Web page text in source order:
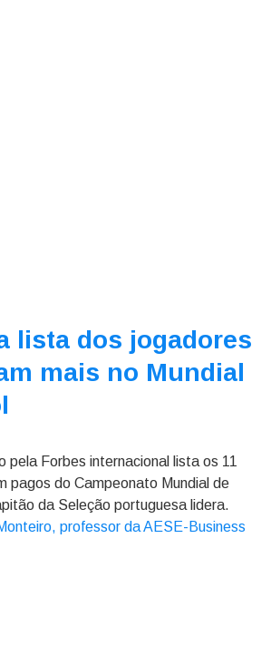
lista dos jogadores
mais no Mundial
pela Forbes internacional lista os 11
pagos do Campeonato Mundial de
da Seleção portuguesa lidera.